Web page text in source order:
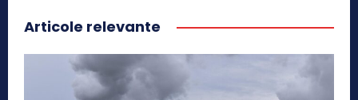
Articole relevante